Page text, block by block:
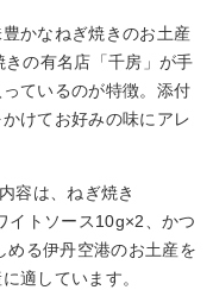
かなねぎ焼きのお土産
の有名店「千房」が手
ているのが特徴。添付
けてお好みの味にアレ
容は、ねぎ焼き
イトソース10g×2、かつ
める伊丹空港のお土産を
適しています。